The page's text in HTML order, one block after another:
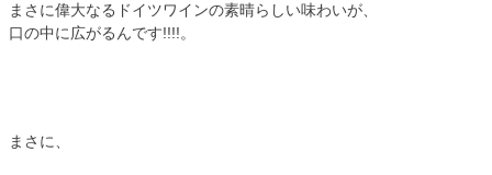
まさに偉大なるドイツワインの素晴らしい味わいが、
口の中に広がるんです!!!!。
まさに、